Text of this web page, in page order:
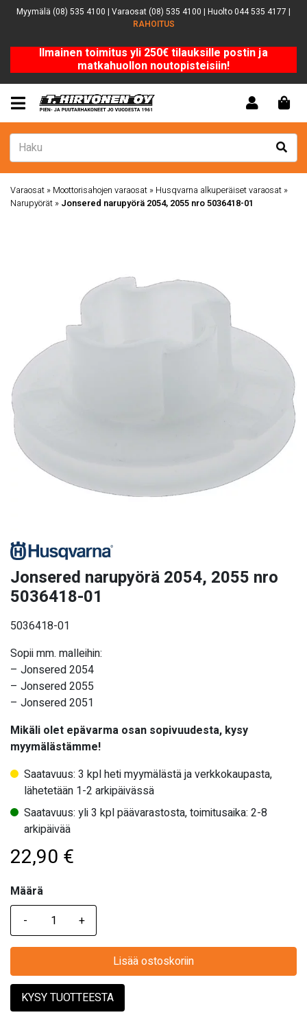
Myymälä (08) 535 4100 | Varaosat (08) 535 4100 | Huolto 044 535 4177 |
RAHOITUS
Ilmainen toimitus yli 250€ tilauksille postin ja
matkahuollon noutopisteisiin!
Varaosat » Moottorisahojen varaosat » Husqvarna alkuperäiset varaosat »
Narupyörät » Jonsered narupyörä 2054, 2055 nro 5036418-01
Jonsered narupyörä 2054, 2055 nro
5036418-01
5036418-01
Sopii mm. malleihin:
– Jonsered 2054
– Jonsered 2055
– Jonsered 2051
Mikäli olet epävarma osan sopivuudesta, kysy
myymälästämme!
Saatavuus: 3 kpl heti myymälästä ja verkkokaupasta,
lähetetään 1-2 arkipäivässä
Saatavuus: yli 3 kpl päävarastosta, toimitusaika: 2-8
arkipäivää
22,90 €
Määrä
Määrä
Lisää ostoskoriin
KYSY TUOTTEESTA